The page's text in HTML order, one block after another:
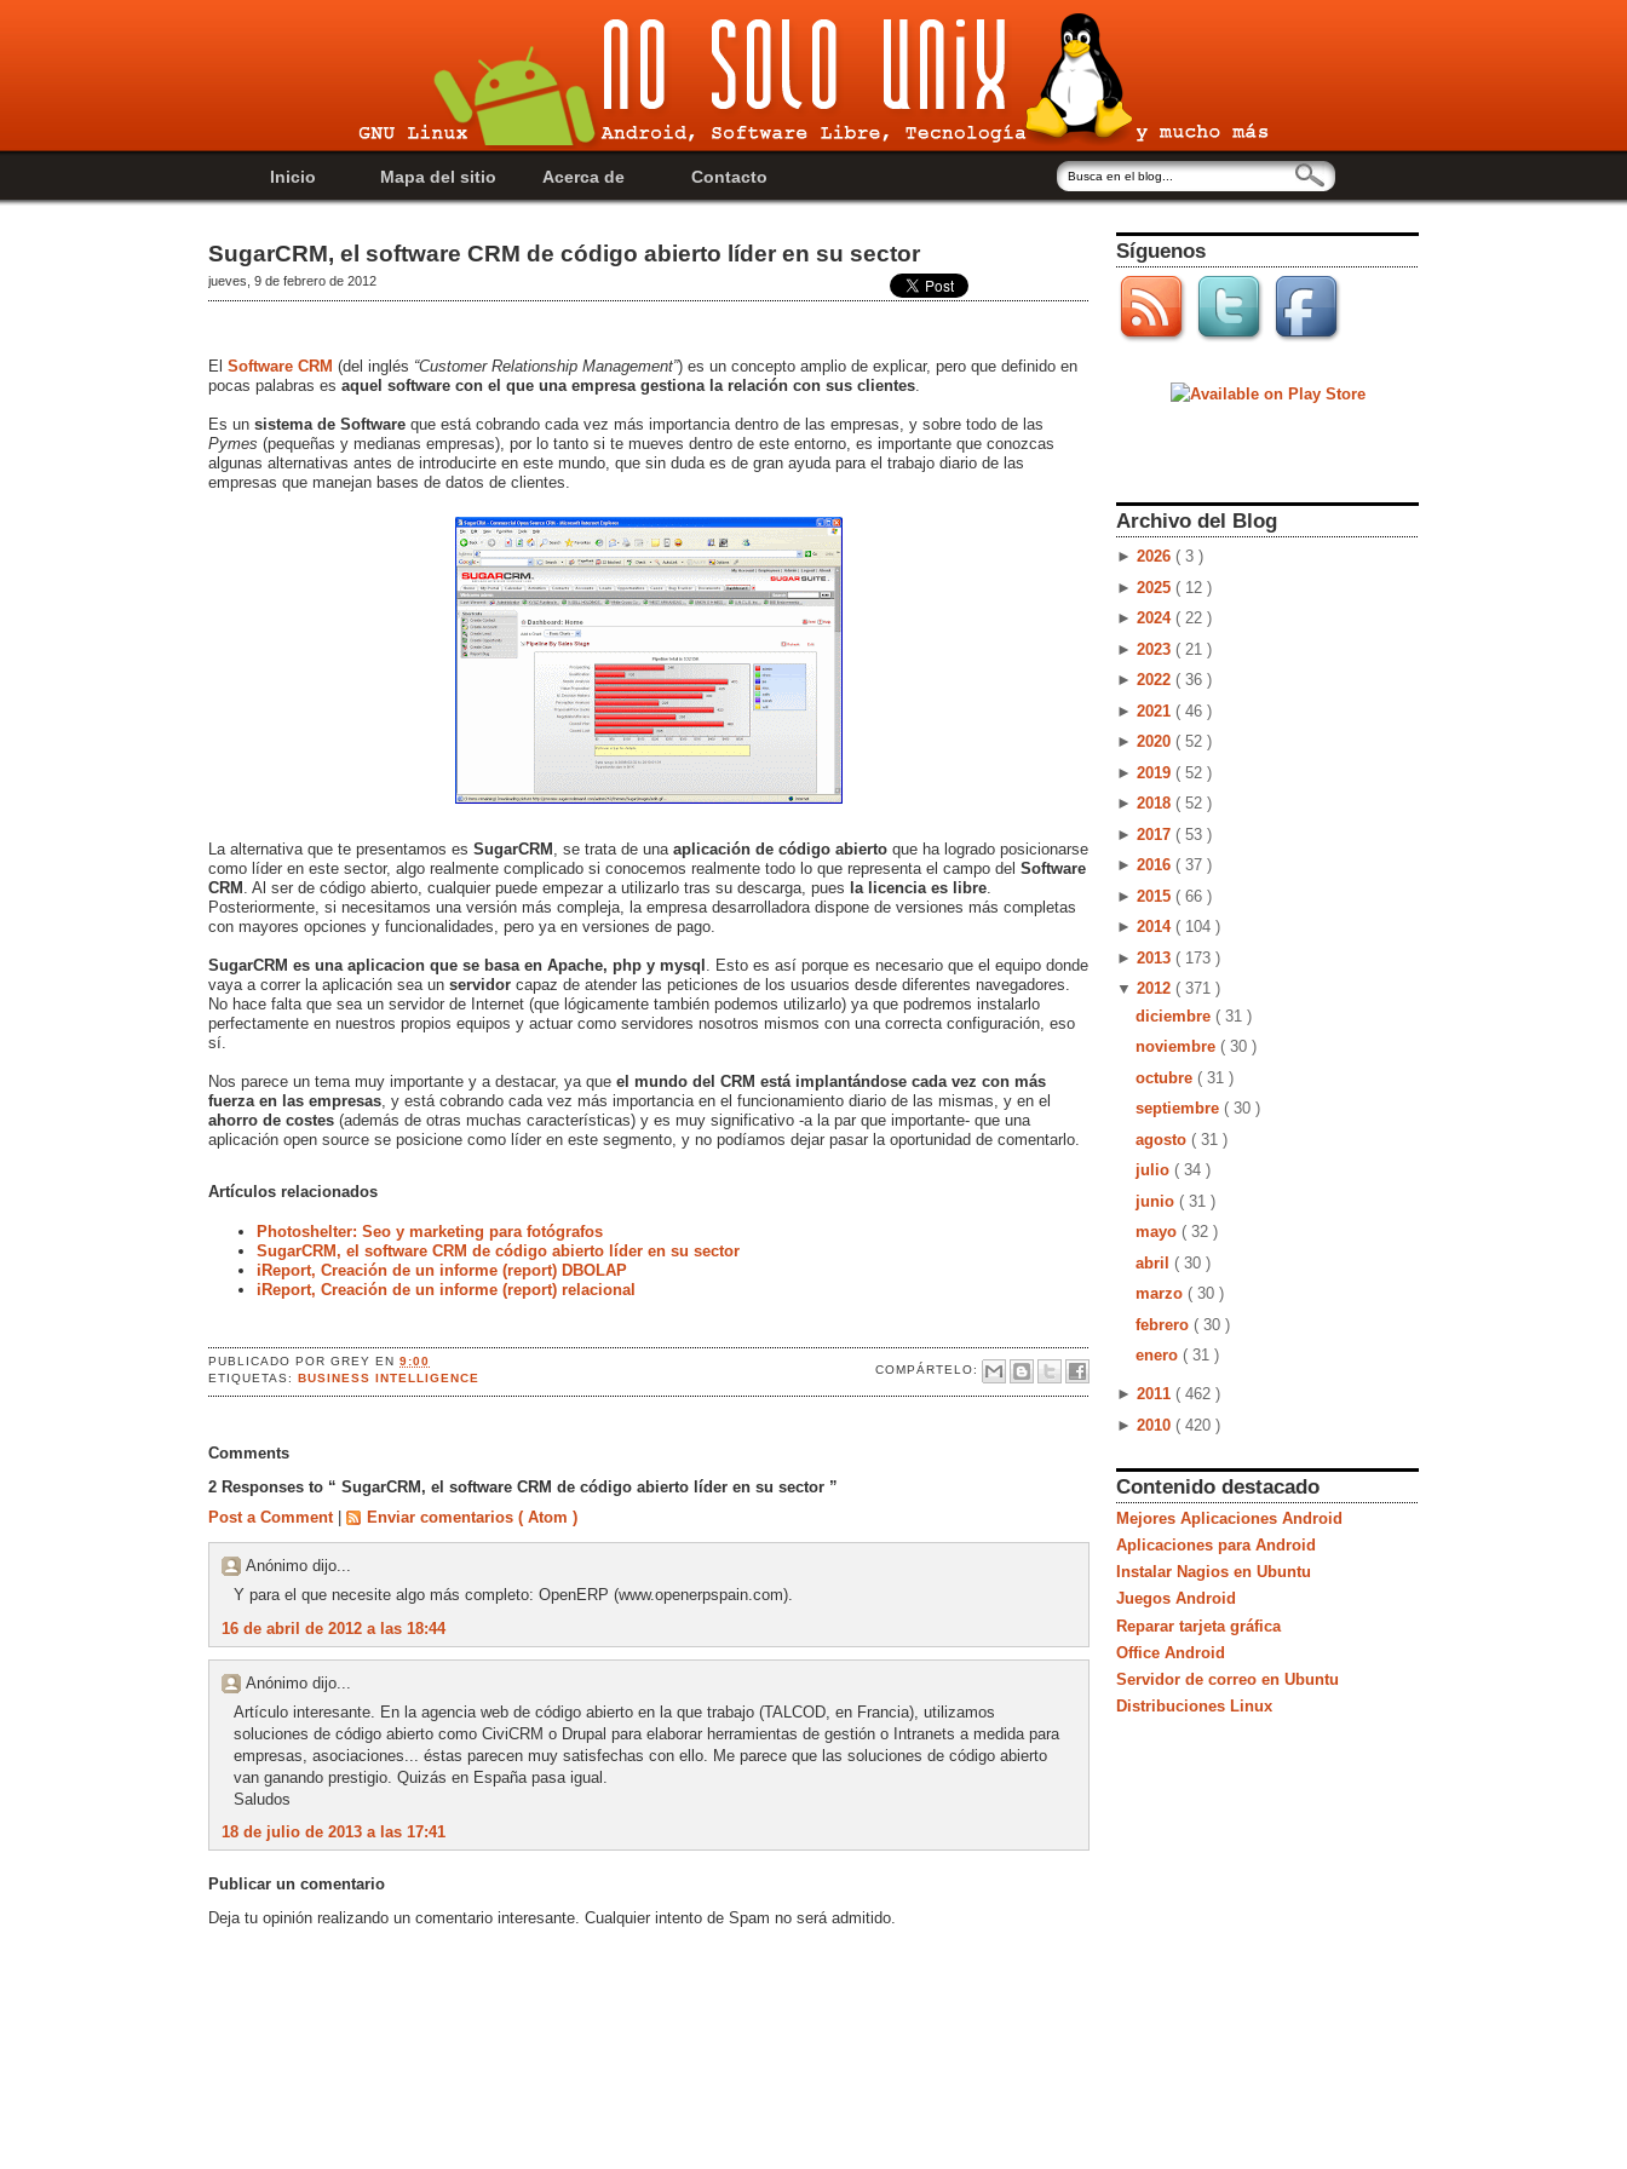
Inicio Mapa del sitio Acerca de Contacto
SugarCRM, el software CRM de código abierto líder en su sector
jueves, 9 de febrero de 2012
El Software CRM (del inglés “Customer Relationship Management”) es un concepto amplio de explicar, pero que definido en
pocas palabras es aquel software con el que una empresa gestiona la relación con sus clientes
Es un sistema de Software que está cobrando cada vez más importancia dentro de las empresas, y sobre todo de las
Pymes (pequeñas y medianas empresas), por lo tanto si te mueves dentro de este entorno, es importante que conozcas
algunas alternativas antes de introducirte en este mundo, que sin duda es de gran ayuda para el trabajo diario de las
empresas que manejan bases de datos de clientes.
La alternativa que te presentamos es SugarCRM , se trata de una aplicación de código abierto que ha logrado posicionarse
como líder en este sector, algo realmente complicado si conocemos realmente todo lo que representa el campo del Software
CRM . Al ser de código abierto, cualquier puede empezar a utilizarlo tras su descarga, pues la licencia es libre
Posteriormente, si necesitamos una versión más compleja, la empresa desarrolladora dispone de versiones más completas
con mayores opciones y funcionalidades, pero ya en versiones de pago.
SugarCRM es una aplicacion que se basa en Apache, php y mysql . Esto es así porque es necesario que el equipo donde
vaya a correr la aplicación sea un servidor capaz de atender las peticiones de los usuarios desde diferentes navegadores.
No hace falta que sea un servidor de Internet (que lógicamente también podemos utilizarlo) ya que podremos instalarlo
perfectamente en nuestros propios equipos y actuar como servidores nosotros mismos con una correcta configuración, eso
sí.
Nos parece un tema muy importante y a destacar, ya que el mundo del CRM está implantándose cada vez con más
fuerza en las empresas , y está cobrando cada vez más importancia en el funcionamiento diario de las mismas, y en el
ahorro de costes (además de otras muchas características) y es muy significativo -a la par que importante- que una
aplicación open source se posicione como líder en este segmento, y no podíamos dejar pasar la oportunidad de comentarlo.
Artículos relacionados
Photoshelter: Seo y marketing para fotógrafos
SugarCRM, el software CRM de código abierto líder en su sector
iReport, Creación de un informe (report) DBOLAP
iReport, Creación de un informe (report) relacional
PUBLICADO PORGREYEN9:00
COMPÁRTELO:
ETIQUETAS:BUSINESS INTELLIGENCE
Comments
2 Responses to “ SugarCRM, el software CRM de código abierto líder en su sector ”
Post a Comment
Enviar comentarios ( Atom )
Anónimo dijo...
Y para el que necesite algo más completo: OpenERP (www.openerpspain.com).
16 de abril de 2012 a las 18:44
Anónimo dijo...
Artículo interesante. En la agencia web de código abierto en la que trabajo (TALCOD, en Francia), utilizamos
soluciones de código abierto como CiviCRM o Drupal para elaborar herramientas de gestión o Intranets a medida para
empresas, asociaciones... éstas parecen muy satisfechas con ello. Me parece que las soluciones de código abierto
van ganando prestigio. Quizás en España pasa igual.
Saludos
18 de julio de 2013 a las 17:41
Publicar un comentario
Deja tu opinión realizando un comentario interesante. Cualquier intento de Spam no será admitido.
Síguenos
Archivo del Blog
► 2026 ( 3 )
► 2025 ( 12 )
► 2024 ( 22 )
► 2023 ( 21 )
► 2022 ( 36 )
► 2021 ( 46 )
► 2020 ( 52 )
► 2019 ( 52 )
► 2018 ( 52 )
► 2017 ( 53 )
► 2016 ( 37 )
► 2015 ( 66 )
► 2014 ( 104 )
► 2013 ( 173 )
▼ 2012 ( 371 )
diciembre ( 31 )
noviembre ( 30 )
octubre ( 31 )
septiembre ( 30 )
agosto ( 31 )
julio ( 34 )
junio ( 31 )
mayo ( 32 )
abril ( 30 )
marzo ( 30 )
febrero ( 30 )
enero ( 31 )
► 2011 ( 462 )
► 2010 ( 420 )
Contenido destacado
Mejores Aplicaciones Android
Aplicaciones para Android
Instalar Nagios en Ubuntu
Juegos Android
Reparar tarjeta gráfica
Office Android
Servidor de correo en Ubuntu
Distribuciones Linux